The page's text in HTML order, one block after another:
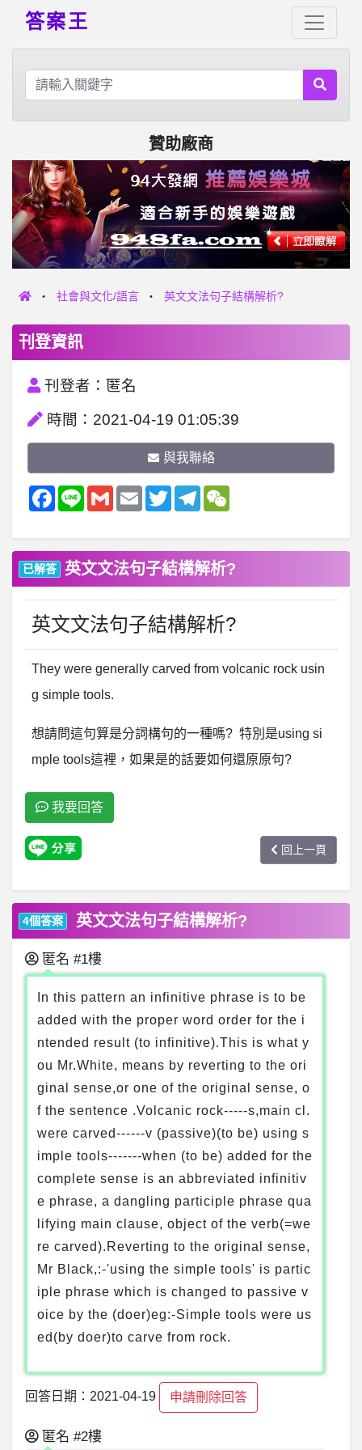
答案王
贊助廠商
社會與文化/語言 英文文法句子結構解析?
刊登資訊
刊登者：匿名
時間：2021-04-19 01:05:39
與我聯絡
Facebook
Line GmailEmail TwitterTelegramWeChat
已解答 英文文法句子結構解析?
英文文法句子結構解析?
They were generally carved from volcanic rock usin
g simple tools.
想請問這句算是分詞構句的一種嗎? 特別是using si
mple tools這裡，如果是的話要如何還原原句?
我要回答
回上一頁
4個答案 英文文法句子結構解析?
匿名 #1樓
In this pattern an infinitive phrase is to be
added with the proper word order for the i
ntended result (to infinitive).This is what y
ou Mr.White, means by reverting to the ori
ginal sense,or one of the original sense, o
f the sentence .Volcanic rock-----s,main cl.
were carved------v (passive)(to be) using s
imple tools-------when (to be) added for the
complete sense is an abbreviated infinitiv
e phrase, a dangling participle phrase qua
lifying main clause, object of the verb(=we
re carved).Reverting to the original sense,
Mr Black,:-'using the simple tools' is partic
iple phrase which is changed to passive v
oice by the (doer)eg:-Simple tools were us
ed(by doer)to carve from rock.
回答日期：2021-04-19 申請刪除回答
匿名 #2樓